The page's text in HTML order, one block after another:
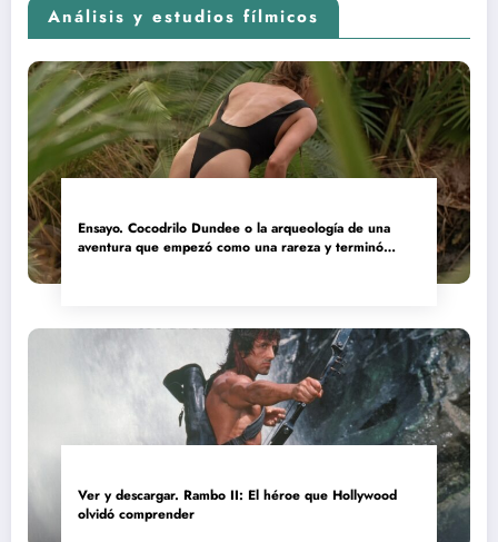
Análisis y estudios fílmicos
Ensayo. Cocodrilo Dundee o la arqueología de una
aventura que empezó como una rareza y terminó
Ver y descargar. Rambo II: El héroe que Hollywood
olvidó comprender